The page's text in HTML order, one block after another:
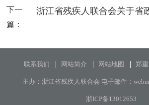
下一
篇：
联系我们 网站简介 网站地图 郑
主办：浙江省残疾人联合会 电子邮件：
浙ICP备13012653